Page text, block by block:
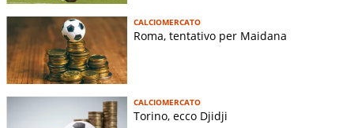
CALCIOMERCATO
Roma, tentativo per Maidana
CALCIOMERCATO
Torino, ecco Djidji